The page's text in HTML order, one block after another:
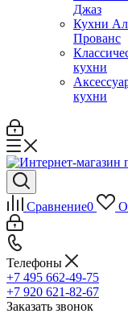
Джаз
Кухни
Прованс
кухни
кухни
Сравнение0
Телефоны
+7 495 662-49-75
+7 920 621-82-67
Заказать звонок